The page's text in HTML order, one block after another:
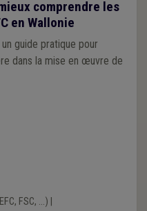
comprendre les
en Wallonie
guide pratique pour
dans la mise en œuvre de
FSC, ...)